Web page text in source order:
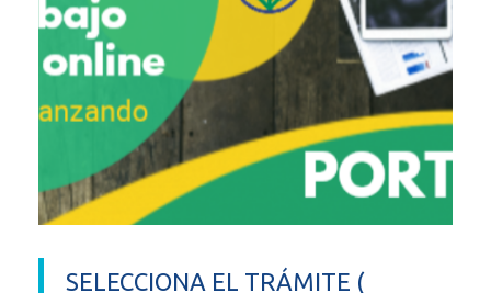
Las
Palmas
Gran
Canaria
SELECCIONA EL TRÁMITE (